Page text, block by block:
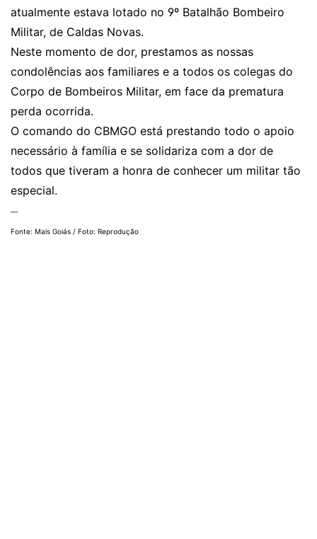
atualmente estava lotado no 9º Batalhão Bombeiro
Militar, de Caldas Novas.
Neste momento de dor, prestamos as nossas
condolências aos familiares e a todos os colegas do
Corpo de Bombeiros Militar, em face da prematura
perda ocorrida.
O comando do CBMGO está prestando todo o apoio
necessário à família e se solidariza com a dor de
todos que tiveram a honra de conhecer um militar tão
especial.
—
Fonte: Mais Goiás / Foto: Reprodução